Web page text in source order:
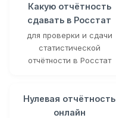
Какую отчётность
сдавать в Росстат
для проверки и сдачи
статистической
отчётности в Росстат
Нулевая отчётность
онлайн